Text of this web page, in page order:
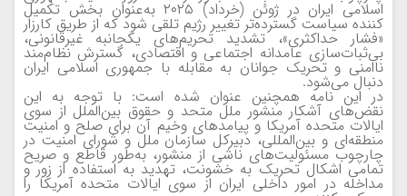
اسلامی ایران در ژوئن (خرداد) ۲۰۲۵ به‌عنوان بخش تکمیل
کننده سیاست گسترده‌تر تغییر رژیم تلقی شود که از طریق کارزار
«فشار حداکثری»، تشدید تحریم‌های یکجانبه غیرقانونی،
بی‌ثبات‌سازی عامدانه اجتماعی و اقتصادی، گسترش نظام‌مند
ناامنی و تحریک جوانان به مقابله با جمهوری اسلامی ایران
دنبال می‌شود.
در این نامه همچنین عنوان شده است: با توجه به این
نقض‌های آشکار منشور ملل متحد و حقوق بین‌الملل از سوی
ایالات متحده آمریکا و پیامدهای وخیم آن برای صلح و امنیت
منطقه‌ای و بین‌المللی، دبیرکل سازمان ملل و شورای امنیت در
چارچوب مسئولیت‌های ناشی از منشور، به‌طور قاطع و صریح
تمامی اشکال تحریک به خشونت، تهدید به استفاده از زور و
مداخله در امور داخلی ایران از سوی ایالات متحده آمریکا را